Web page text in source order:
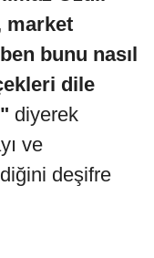
market
bunu nasıl
dile
diyerek
ve
deşifre